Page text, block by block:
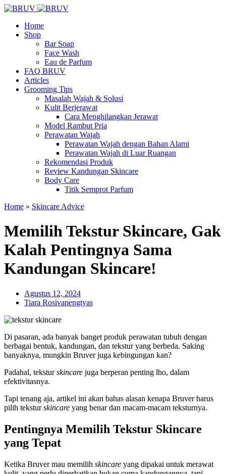
Home
Shop
Bar Soap
Face Wash
Eau de Parfum
FAQ BRUV
Articles
Grooming Tips
Masalah Wajah & Solusi
Kulit Berjerawat
Cara Menghilangkan Jerawat
Model Rambut Pria
Perawatan Wajah
Perawatan Wajah dengan Bahan Alami
Perawatan Wajah di Luar Ruangan
Rekomendasi Produk
Review Kandungan Skincare
Body Care
Titik Semprot Parfum
Home » Skincare Advice
Memilih Tekstur Skincare, Gak
Kalah Pentingnya Sama
Kandungan Skincare!
Agustus 12, 2024
Tiara Rosivanengtyas
Di pasaran, ada banyak banget produk perawatan tubuh dengan
berbagai bentuk, kandungan, dan tekstur yang berbeda. Saking
banyaknya, mungkin Bruver juga kebingungan kan?
Padahal, teksturskincare juga berperan penting lho, dalam
efektivitasnya.
Tapi tenang aja, artikel ini akan bahas alasan kenapa Bruver harus
pilih teksturskincare yang benar dan macam-macam teksturnya.
Pentingnya Memilih Tekstur Skincare
yang Tepat
Ketika Bruver mau memilih skincare yang dipakai untuk merawat